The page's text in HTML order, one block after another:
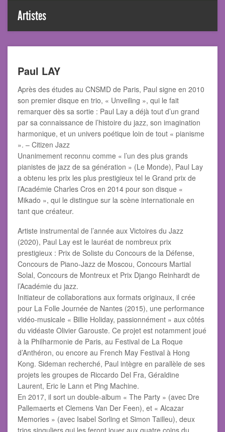
Artistes
Paul LAY
Après des études au CNSMD de Paris, Paul signe en 2010
son premier disque en trio, « Unveiling », qui le fait
remarquer dès sa sortie : Paul Lay a déjà tout d’un grand
par sa connaissance de l’histoire du jazz, son imagination
harmonique, et un univers poétique loin de tout « pianisme
». – Citizen Jazz
Unanimement reconnu comme « l’un des plus grands
pianistes de jazz de sa génération » (Le Monde), Paul Lay
a obtenu les prix les plus prestigieux tel le Grand prix de
l’Académie Charles Cros en 2014 pour son disque «
Mikado », qui le distingue sur la scène internationale en
tant que créateur.
Artiste instrumental de l’année aux Victoires du Jazz
(2020), Paul Lay est le lauréat de nombreux prix
prestigieux : Prix de Soliste du Concours de la Défense,
Concours de Piano-Jazz de Moscou, Concours Martial
Solal, Concours de Montreux et Prix Django Reinhardt de
l’Académie du jazz.
Initiateur de collaborations aux formats originaux, il crée
pour La Folle Journée de Nantes (2015), une performance
vidéo-musicale « Billie Holiday, passionnément » aux côtés
du vidéaste Olivier Garouste. Ce projet est notamment joué
à la Philharmonie de Paris, au Festival de La Roque
d’Anthéron, ou encore au French May Festival à Hong
Kong. Sideman recherché, Paul intègre en parallèle de ses
projets les groupes de Riccardo Del Fra, Géraldine
Laurent, Eric le Lann et Ping Machine.
En 2017, il sort un double-album « The Party » (avec Dre
Pallemaerts et Clemens Van Der Feen), et « Alcazar
Memories » (avec Isabel Sorling et Simon Tailleu), deux